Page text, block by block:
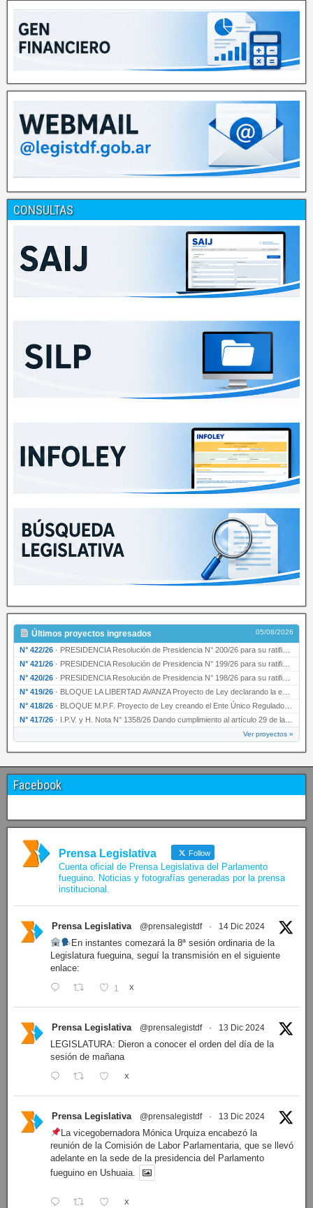
CONSULTAS
Últimos proyectos ingresados 05/08/2026
N° 422/26 · PRESIDENCIA Resolución de Presidencia N° 200/26 para su ratificación.
N° 421/26 · PRESIDENCIA Resolución de Presidencia N° 199/26 para su ratificación.
N° 420/26 · PRESIDENCIA Resolución de Presidencia N° 198/26 para su ratificación.
N° 419/26 · BLOQUE LA LIBERTAD AVANZA Proyecto de Ley declarando la esencialidad del servicio educativ…
N° 418/26 · BLOQUE M.P.F. Proyecto de Ley creando el Ente Único Regulador de servicios públicos de la …
N° 417/26 · I.P.V. y H. Nota N° 1358/26 Dando cumplimiento al artículo 29 de la Ley provincial N° 1399…
Ver proyectos »
Facebook
Prensa Legislativa Follow
Cuenta oficial de Prensa Legislativa del Parlamento
fueguino. Noticias y fotografías generadas por la prensa
institucional.
Prensa Legislativa @prensalegistdf · 14 Dic 2024
En instantes comezará la 8ª sesión ordinaria de la
Legislatura fueguina, seguí la transmisión en el siguiente
enlace:
1 X
Prensa Legislativa @prensalegistdf · 13 Dic 2024
LEGISLATURA: Dieron a conocer el orden del día de la
sesión de mañana
X
Prensa Legislativa @prensalegistdf · 13 Dic 2024
La vicegobernadora Mónica Urquiza encabezó la
reunión de la Comisión de Labor Parlamentaria, que se llevó
adelante en la sede de la presidencia del Parlamento
fueguino en Ushuaia.
X